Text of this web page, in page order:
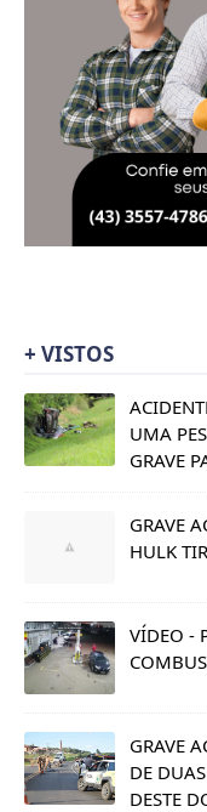
+ VISTOS
UMA
GRAVE
GRAVE
HULK
VÍDEO -
GRAVE
DE
DESTE